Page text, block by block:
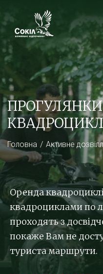
Головна Активне
Оренда
квадроциклами по
проходять з
покаже Вам не
туриста маршрути.